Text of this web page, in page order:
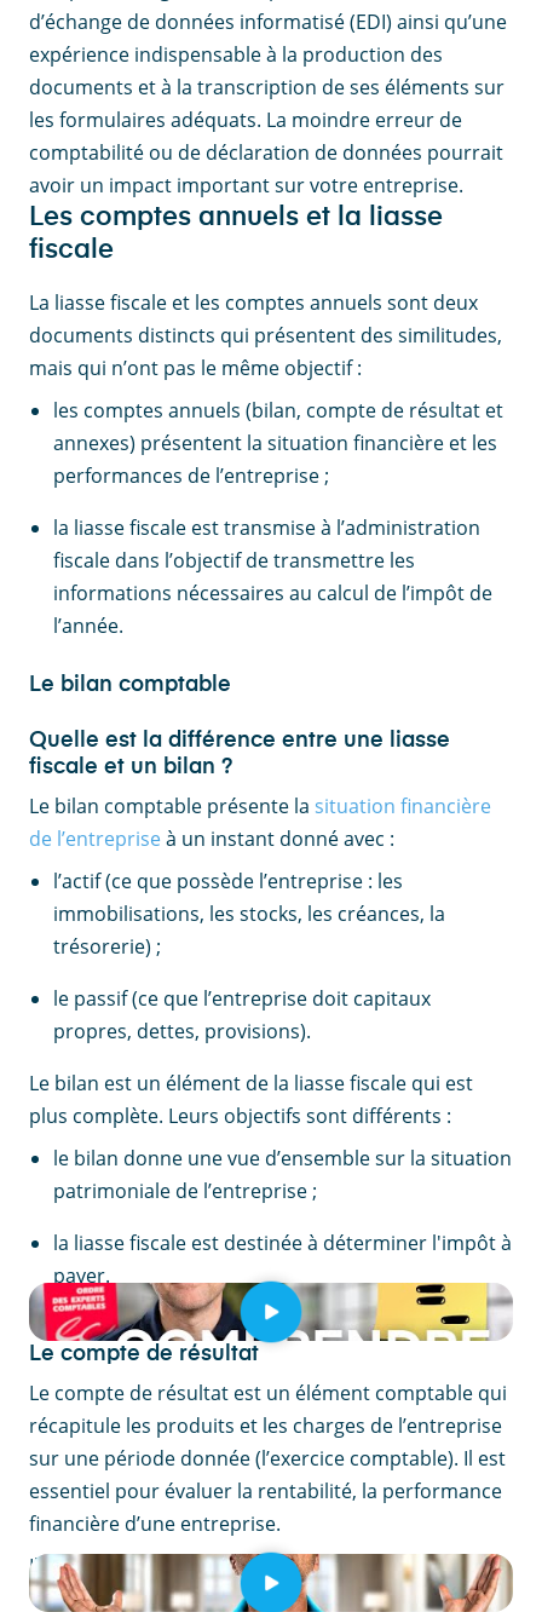
d’échange de données informatisé (EDI) ainsi qu’une
expérience indispensable à la production des
documents et à la transcription de ses éléments sur
les formulaires adéquats. La moindre erreur de
comptabilité ou de déclaration de données pourrait
avoir un impact important sur votre entreprise.
Les comptes annuels et la liasse
fiscale
La liasse fiscale et les comptes annuels sont deux
documents distincts qui présentent des similitudes,
mais qui n’ont pas le même objectif :
les comptes annuels (bilan, compte de résultat et
annexes) présentent la situation financière et les
performances de l’entreprise ;
la liasse fiscale est transmise à l’administration
fiscale dans l’objectif de transmettre les
informations nécessaires au calcul de l’impôt de
l’année.
Le bilan comptable
Quelle est la différence entre une liasse
fiscale et un bilan ?
Le bilan comptable présente la situation financière
de l’entrepriseà un instant donné avec :
l’actif (ce que possède l’entreprise : les
immobilisations, les stocks, les créances, la
trésorerie) ;
le passif (ce que l’entreprise doit capitaux
propres, dettes, provisions).
Le bilan est un élément de la liasse fiscale qui est
plus complète. Leurs objectifs sont différents :
le bilan donne une vue d’ensemble sur la situation
patrimoniale de l’entreprise ;
la liasse fiscale est destinée à déterminer l'impôt à
payer.
Le compte de résultat
Le compte de résultat est un élément comptable qui
récapitule les produits et les charges de l’entreprise
sur une période donnée (l’exercice comptable). Il est
essentiel pour évaluer la rentabilité, la performance
financière d’une entreprise.
Il est une composante de la liasse fiscale.